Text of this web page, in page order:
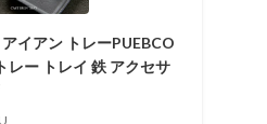
イアン トレーPUEBCO
レー トレイ 鉄 アクセサ